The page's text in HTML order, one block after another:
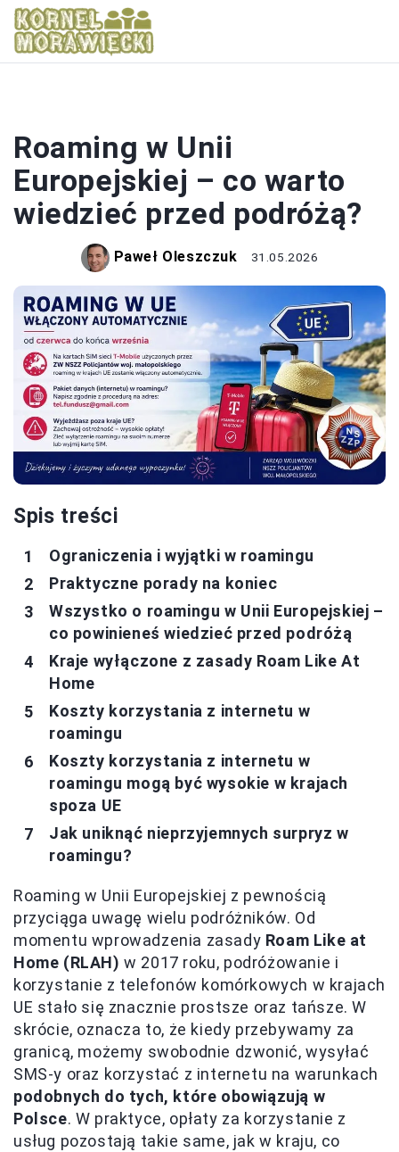
Roaming w Unii
Europejskiej – co warto
wiedzieć przed podróżą?
Paweł Oleszczuk 31.05.2026
Spis treści
Ograniczenia i wyjątki w roamingu
Praktyczne porady na koniec
Wszystko o roamingu w Unii Europejskiej –
co powinieneś wiedzieć przed podróżą
Kraje wyłączone z zasady Roam Like At
Home
Koszty korzystania z internetu w
roamingu
Koszty korzystania z internetu w
roamingu mogą być wysokie w krajach
spoza UE
Jak uniknąć nieprzyjemnych surpryz w
roamingu?
Roaming w Unii Europejskiej z pewnością
przyciąga uwagę wielu podróżników. Od
momentu wprowadzenia zasady Roam Like at
Home (RLAH) w 2017 roku, podróżowanie i
korzystanie z telefonów komórkowych w krajach
UE stało się znacznie prostsze oraz tańsze. W
skrócie, oznacza to, że kiedy przebywamy za
granicą, możemy swobodnie dzwonić, wysyłać
SMS-y oraz korzystać z internetu na warunkach
podobnych do tych, które obowiązują w
Polsce. W praktyce, opłaty za korzystanie z
usług pozostają takie same, jak w kraju, co